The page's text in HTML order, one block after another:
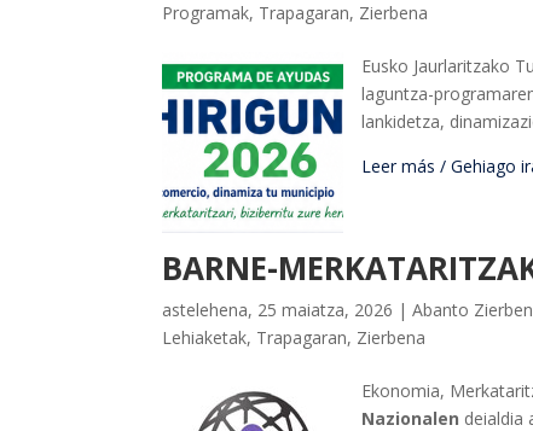
Programak, Trapagaran, Zierbena
Eusko Jaurlaritzako
laguntza-
lankidetza,
Leer más / Gehiago
BARNE-
astelehena, 25 maiatza, 2026 |Abanto
Lehiaketak, Trapagaran, Zierbena
Ekonomia,
Nazionalen deialdia